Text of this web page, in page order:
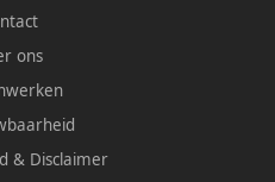
ons
& Disclaimer